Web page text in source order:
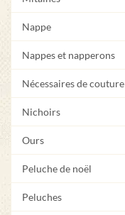
Nappe
Nappes et napperons
Nécessaires de couture
Nichoirs
Ours
Peluche de noël
Peluches